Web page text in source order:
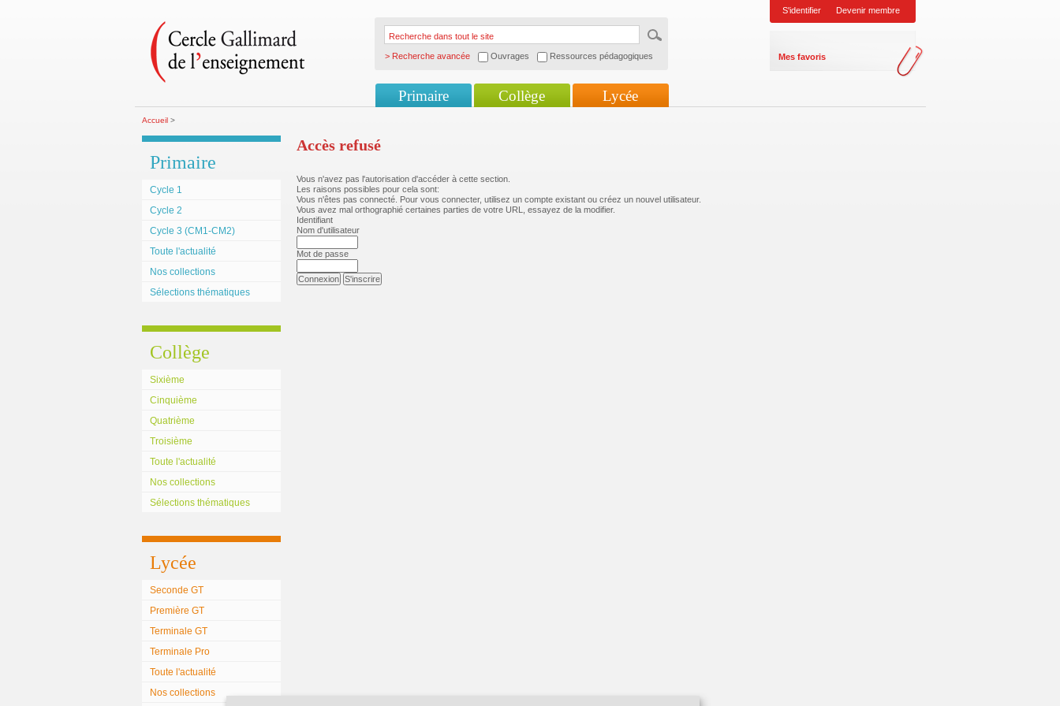
> Recherche avancée Ouvrages Ressources pédagogiques
S'identifier Devenir membre
Mes favoris
Primaire Collège Lycée
Accueil>
Primaire
Cycle 1
Cycle 2
Cycle 3 (CM1-CM2)
Toute l'actualité
Nos collections
Sélections thématiques
Collège
Sixième
Cinquième
Quatrième
Troisième
Toute l'actualité
Nos collections
Sélections thématiques
Lycée
Seconde GT
Première GT
Terminale GT
Terminale Pro
Toute l'actualité
Nos collections
Accès refusé
Vous n'avez pas l'autorisation d'accéder à cette section.
Les raisons possibles pour cela sont:
Vous n'êtes pas connecté. Pour vous connecter, utilisez un compte existant ou créez un nouvel utilisateur.
Vous avez mal orthographié certaines parties de votre URL, essayez de la modifier.
Identifiant
Nom d'utilisateur
Mot de passe